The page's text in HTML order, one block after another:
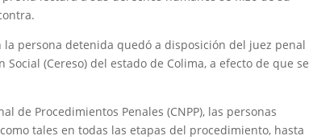
persona detenida quedó a disposición del juez penal
(Cereso) del estado de Colima, a efecto de que se
de Procedimientos Penales (CNPP), las personas
tales en todas las etapas del procedimiento, hasta